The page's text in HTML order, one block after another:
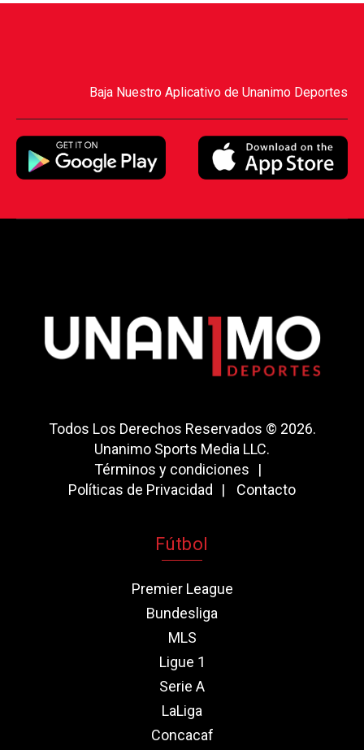
Baja Nuestro Aplicativo de Unanimo Deportes
Todos Los Derechos Reservados © 2026.
Unanimo Sports Media LLC.
Términos y condiciones
Políticas de Privacidad
Contacto
Fútbol
Premier League
Bundesliga
MLS
Ligue 1
Serie A
LaLiga
Concacaf